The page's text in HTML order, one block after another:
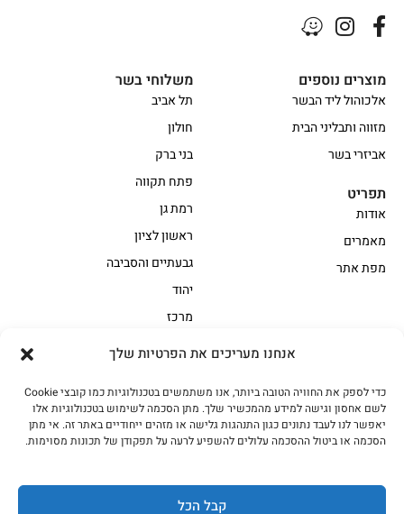
אנחנו מעריכים את הפרטיות שלך
כדי לספק את החוויה הטובה ביותר, אנו משתמשים בטכנולוגיות כמו קובצי Cookie
לשם אחסון וגישה למידע מהמכשיר שלך. מתן הסכמה לשימוש בטכנולוגיות אלו
יאפשר לנו לעבד נתונים כגון התנהגות גלישה או מזהים ייחודיים באתר זה. אי מתן
הסכמה או ביטול ההסכמה עלולים להשפיע לרעה על תפקודן של תכונות מסוימות.
קבל הכל
אווז
בשר בקר משובח
בשר בקר עגלה משובח
בשר למעשנת
הודו
חלקים אחוריים
מיוחדי מסורת1
משלוחי בשר
תל אביב
חולון
בני ברק
פתח תקווה
רמת גן
ראשון לציון
גבעתיים והסביבה
יהוד
מרכז
מוצרים נוספים
אלכוהול ליד הבשר
מזווה ותבליני הבית
אביזרי בשר
תפריט
אודות
מאמרים
מפת אתר